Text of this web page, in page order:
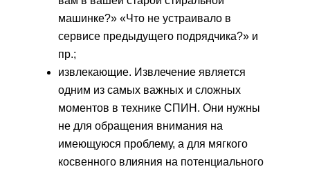
машинке?» «Что не устраивало в
сервисе предыдущего подрядчика?» и
пр.;
извлекающие. Извлечение является
одним из самых важных и сложных
моментов в технике СПИН. Они нужны
не для обращения внимания на
имеющуюся проблему, а для мягкого
косвенного влияния на потенциального